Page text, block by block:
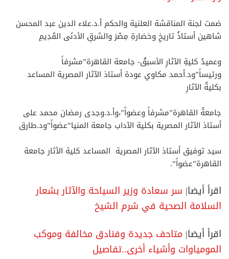
ضمت لجنة المناقشة العلنية والحكم أ.د.علاء الدين عبد المحسن
شاهين أستاذُ تاريخِ وحَضارةِ مِصْرَ والشرقِ الأدنَى القَدِيمِ
وعميدُ كليةِ الآثارِ الأسبقُ- جامعة القاهرة”مشرفاً
ورئيساً”ود.أحمد مكاوي عودة أستاذ الآثار المصرية المساعد
بكليةُ الآثارِ
جامعةُ القاهرة”مشرفاً وعضواً”،وأ.د.وجدى رمضان محمد على
أستاذ الآثار المصرية بكلية الآداب جامعة المنيا”عضواً”ود.طارق
سيد توفيق أستاذ الآثار المصرية المساعد كلية الأثار جامعة
القاهرة”عضواً”.
اقرأ أيضا| سر سعادة وزير السياحة والآثار بشعار
السلامة الصحية في شرم الشيخ
اقرأ أيضا| متاحف جديدة وفنادق مخالفة وموكب
المومياوات وأشياء أخرى..تفاصيل